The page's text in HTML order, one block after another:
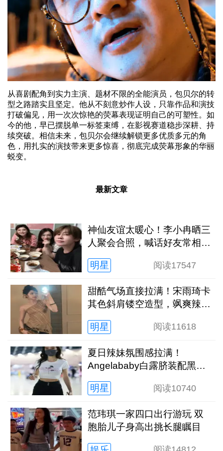
从喜剧配角到实力主演、题材不限的全能演员，包贝尔的转
型之路踏实且坚定。他从不刻意炒作人设，只靠作品和演技
打破偏见，用一次次惊艳的荧幕表现证明自己的可塑性。如
今的他，早已摆脱单一标签束缚，在影视赛道稳步深耕、持
续突破。相信未来，包贝尔会继续解锁更多优质多元的角
色，用扎实的演技带来更多惊喜，彻底完成荧幕形象的华丽
蜕变。
最新文章
神仙友谊太暖心！李小冉晒三
人聚会合照，喊话好友常相聚
明星
阅读17547
甜酷气场直接拉满！宋雨琦卡
其色斜肩镂空造型，飒爽辣妹
明星
阅读11618
夏日辣妹氛围感拉满！
Angelababy白露脐装配黑短
明星
阅读10740
范玮琪一家四口出行游玩 双
胞胎儿子身高出挑长腿瞩目